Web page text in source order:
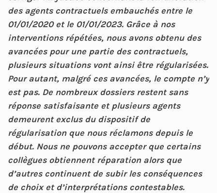
des agents contractuels embauchés entre le
01/01/2020 et le 01/01/2023. Grâce à nos
interventions répétées, nous avons obtenu des
avancées pour une partie des contractuels,
plusieurs situations vont ainsi être régularisées.
Pour autant, malgré ces avancées, le compte n’y
est pas. De nombreux dossiers restent sans
réponse satisfaisante et plusieurs agents
demeurent exclus du dispositif de
régularisation que nous réclamons depuis le
début. Nous ne pouvons accepter que certains
collègues obtiennent réparation alors que
d’autres continuent de subir les conséquences
de choix et d’interprétations contestables.